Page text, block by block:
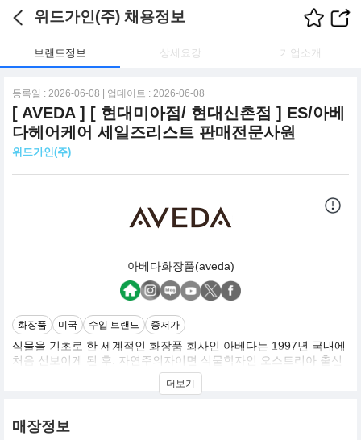
위드가인(주) 채용정보
브랜드정보 상세요강 기업소개
등록일 : 2026-06-08 | 업데이트 : 2026-06-08
[ AVEDA ] [ 현대미아점/ 현대신촌점 ] ES/아베
다헤어케어 세일즈리스트 판매전문사원
위드가인(주)
아베다화장품(aveda)
화장품 미국 수입 브랜드 중저가
식물을 기초로 한 세계적인 화장품 회사인 아베다는 1997년 국내에
처음 선보이게 된 후. 자연주의자이면 식물학자인 오스트리아 출신
호스트 레켈바커의 창업정신을 바탕으로 우리가 살고 있는 이 세계
를 보호한다라는 아베다의 미션을 실천하기 위해, 아베다가 생산하
법을 통해 사업을 펼쳐 나가고 있으며, 미의 영역에서 뿐만이 아닌
모든 면에서 환경에 대한 책임을 다하는 기업의 본보기를 세우기 위
더보기
매장정보